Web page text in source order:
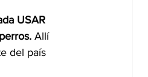
USAR
Allí
del país